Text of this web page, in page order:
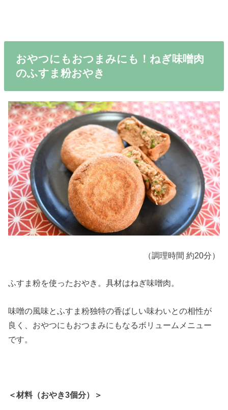
おやつにもおつまみにも！ねぎ味噌肉
のふすま粉おやき
（調理時間 約20分）
ふすま粉を使ったおやき。具材はねぎ味噌肉。
味噌の風味とふすま粉独特の香ばしい味わいとの相性が
良く、おやつにもおつまみにもなるボリュームメニュー
です。
＜材料（おやき3個分）＞